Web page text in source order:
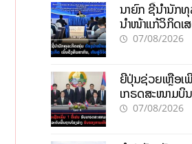
ນາຍົກ ຊີ້ນຳນັກ
ນຳໜ້າແກ້ວິກິດເ
ທຶນສາກົນ, ຫັນສູ່
07/08/2026
ຍີ່ປຸ່ນຊ່ວຍເຫຼືອເ
ເກຣດສະໜາມບິ
ການເຕີບໂຕ
07/08/2026